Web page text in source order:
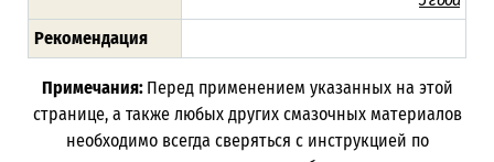
Рекомендация
Примечания: Перед применением указанных на этой
странице, а также любых других смазочных материалов
необходимо всегда сверяться с инструкцией по